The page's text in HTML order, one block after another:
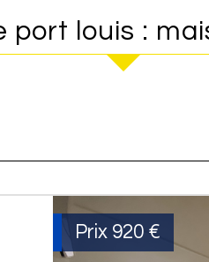
port louis :
Prix 920 €